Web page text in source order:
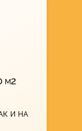
м2
и на